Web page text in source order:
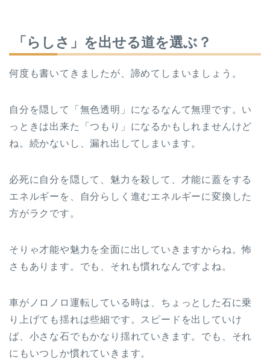
「らしさ」を出せる道を選ぶ？
何度も書いてきましたが、諦めてしまいましょう。
自分を隠して「無色透明」になるなんて無理です。い
っときは出来た「つもり」になるかもしれませんけど
ね。続かないし、漏れ出してしまいます。
必死に自分を隠して、魅力を殺して、才能に蓋をする
エネルギーを、自分らしく進むエネルギーに変換した
方がラクです。
そりゃ才能や魅力を全面に出していきますからね。怖
さもあります。でも、それも慣れなんですよね。
車がノロノロ運転している時は、ちょっとした石に乗
り上げても揺れは些細です。スピードを出していけ
ば、小さな石でもかなり揺れていきます。でも、それ
にもいつしか慣れていきます。